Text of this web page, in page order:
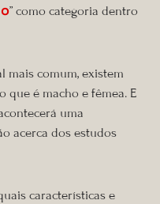
” como categoria dentro
mais comum, existem
é macho e fêmea. E
uma
acerca dos estudos
características e